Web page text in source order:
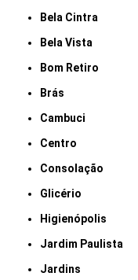
Bela Cintra
Bela Vista
Bom Retiro
Brás
Cambuci
Centro
Consolação
Glicério
Higienópolis
Jardim Paulista
Jardins